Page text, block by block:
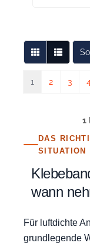
1 2 3
1
DAS
SITUATION
wann
Für luftdichte
grundlegende